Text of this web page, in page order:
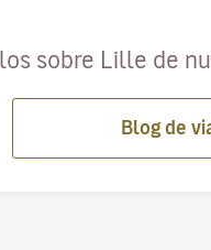
sobre Lille de
Blog de